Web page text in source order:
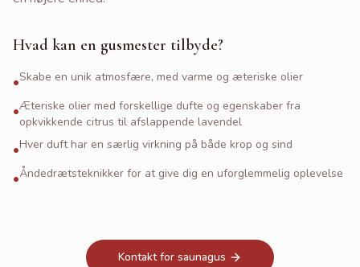
Hvad kan en gusmester tilbyde?
•Skabe en unik atmosfære, med varme og æteriske olier
•Æteriske olier med forskellige dufte og egenskaber fra
opkvikkende citrus til afslappende lavendel
•Hver duft har en særlig virkning på både krop og sind
•Åndedrætsteknikker for at give dig en uforglemmelig oplevelse
Kontakt for saunagus